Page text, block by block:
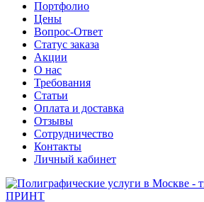
Портфолио
Цены
Вопрос-Ответ
Статус заказа
Акции
О нас
Требования
Статьи
Оплата и доставка
Отзывы
Сотрудничество
Контакты
Личный кабинет